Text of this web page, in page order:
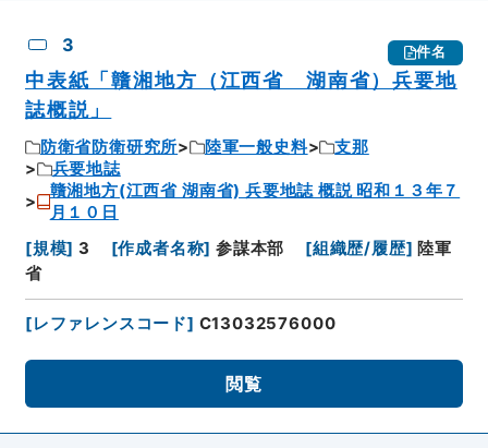
3 件名
中表紙「贛湘地方（江西省 湖南省）兵要地
誌概説」
防衛省防衛研究所 陸軍一般史料
支那
兵要地誌
贛湘地方(江西省 湖南省) 兵要地誌 概説 昭和１３年７
月１０日
[規模] 3 [作成者名称] 参謀本部 [組織歴/履歴] 陸軍
省
[レファレンスコード] C13032576000
閲覧